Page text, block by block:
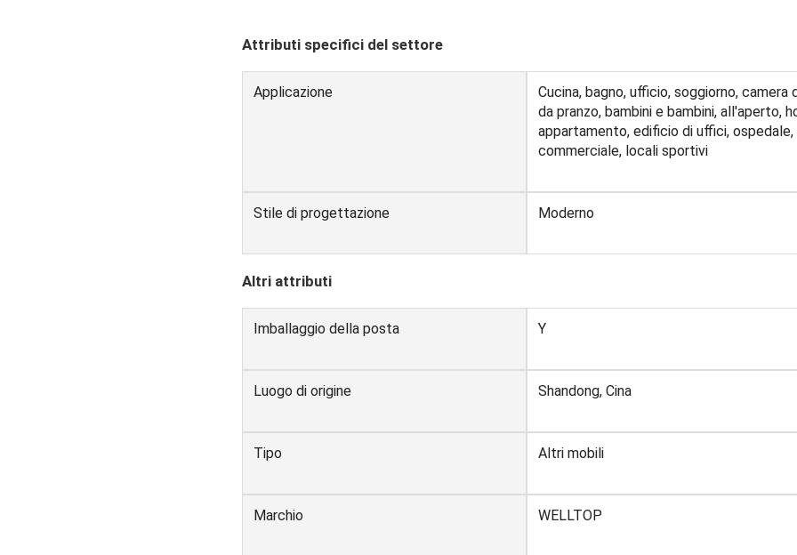
Attributi specifici del settore
Applicazione
Cucina, bagno, ufficio, soggiorno, camera
da pranzo, bambini e bambini, all'aperto,
appartamento, edificio di uffici,
commerciale, locali sportivi
Stile di progettazione Moderno
Altri attributi
Imballaggio della posta Y
Luogo di origine Shandong, Cina
Tipo Altri mobili
Marchio WELLTOP